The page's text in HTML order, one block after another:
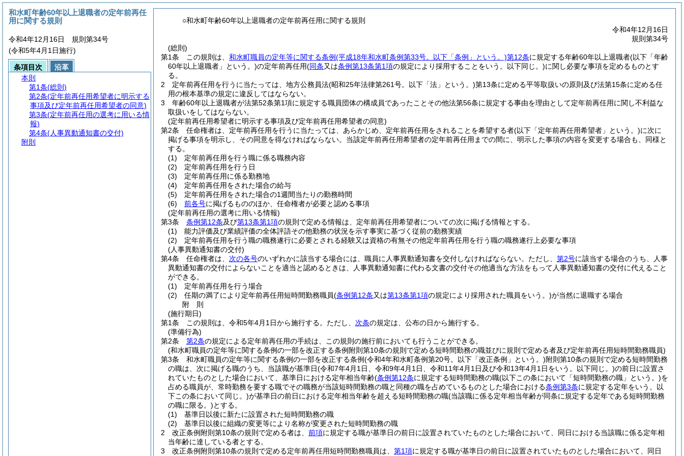
○和水町年齢60年以上退職者の定年前再任用に関する規則
令和4年12月16日
規則第34号
(総則)
第1条
この規則は、 和水町職員の定年等に関する条例(平成18年和水町条例第33号。以下「条例」という。)第12条に規定する年齢60年以上退職者(以下「年齢
60年以上退職者」という。)の定年前再任用(同条又は条例第13条第1項の規定により採用することをいう。以下同じ。)に関し必要な事項を定めるものとす
る。
2
定年前再任用を行うに当たっては、地方公務員法(昭和25年法律第261号。以下「法」という。)第13条に定める平等取扱いの原則及び法第15条に定める任
用の根本基準の規定に違反してはならない。
3
年齢60年以上退職者が法第52条第1項に規定する職員団体の構成員であったことその他法第56条に規定する事由を理由として定年前再任用に関し不利益な
取扱いをしてはならない。
(定年前再任用希望者に明示する事項及び定年前再任用希望者の同意)
第2条
任命権者は、定年前再任用を行うに当たっては、あらかじめ、定年前再任用をされることを希望する者(以下「定年前再任用希望者」という。)に次に
掲げる事項を明示し、その同意を得なければならない。 当該定年前再任用希望者の定年前再任用までの間に、明示した事項の内容を変更する場合も、同様と
する。
(1)
定年前再任用を行う職に係る職務内容
(2)
定年前再任用を行う日
(3)
定年前再任用に係る勤務地
(4)
定年前再任用をされた場合の給与
(5)
定年前再任用をされた場合の1週間当たりの勤務時間
(6)
前各号に掲げるもののほか、任命権者が必要と認める事項
(定年前再任用の選考に用いる情報)
第3条
条例第12条及び第13条第1項の規則で定める情報は、定年前再任用希望者についての次に掲げる情報とする。
(1)
能力評価及び業績評価の全体評語その他勤務の状況を示す事実に基づく従前の勤務実績
(2)
定年前再任用を行う職の職務遂行に必要とされる経験又は資格の有無その他定年前再任用を行う職の職務遂行上必要な事項
(人事異動通知書の交付)
第4条
任命権者は、 次の各号のいずれかに該当する場合には、職員に人事異動通知書を交付しなければならない。 ただし、 第2号に該当する場合のうち、人事
異動通知書の交付によらないことを適当と認めるときは、人事異動通知書に代わる文書の交付その他適当な方法をもって人事異動通知書の交付に代えること
ができる。
(1)
定年前再任用を行う場合
(2)
任期の満了により定年前再任用短時間勤務職員(条例第12条又は第13条第1項の規定により採用された職員をいう。)が当然に退職する場合
附 則
(施行期日)
第1条
この規則は、令和5年4月1日から施行する。 ただし、 次条の規定は、公布の日から施行する。
(準備行為)
第2条
第2条の規定による定年前再任用の手続は、この規則の施行前においても行うことができる。
(和水町職員の定年等に関する条例の一部を改正する条例附則第10条の規則で定める短時間勤務の職並びに規則で定める者及び定年前再任用短時間勤務職員)
第3条
和水町職員の定年等に関する条例の一部を改正する条例(令和4年和水町条例第20号。以下「改正条例」という。)附則第10条の規則で定める短時間勤務
の職は、次に掲げる職のうち、当該職が基準日(令和7年4月1日、令和9年4月1日、令和11年4月1日及び令和13年4月1日をいう。以下同じ。)の前日に設置さ
れていたものとした場合において、基準日における定年相当年齢(条例第12条に規定する短時間勤務の職(以下この条において「短時間勤務の職」という。)を
占める職員が、常時勤務を要する職でその職務が当該短時間勤務の職と同種の職を占めているものとした場合における条例第3条に規定する定年をいう。以
下この条において同じ。)が基準日の前日における定年相当年齢を超える短時間勤務の職(当該職に係る定年相当年齢が同条に規定する定年である短時間勤務
の職に限る。)とする。
(1)
基準日以後に新たに設置された短時間勤務の職
(2)
基準日以後に組織の変更等により名称が変更された短時間勤務の職
2
改正条例附則第10条の規則で定める者は、 前項に規定する職が基準日の前日に設置されていたものとした場合において、同日における当該職に係る定年相
当年齢に達している者とする。
3
改正条例附則第10条の規則で定める定年前再任用短時間勤務職員は、 第1項に規定する職が基準日の前日に設置されていたものとした場合において、同日
和水町年齢60年以上退職者の定年前再任
用に関する規則
令和4年12月16日 規則第34号
(令和5年4月1日施行)
条項目次
沿革
本則
第1条(総則)
第2条(定年前再任用希望者に明示する
事項及び定年前再任用希望者の同意)
第3条(定年前再任用の選考に用いる情
報)
第4条(人事異動通知書の交付)
附則